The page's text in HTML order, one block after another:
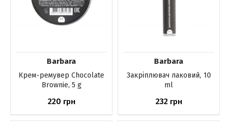
Barbara
Крем-ремувер Chocolate
Brownie, 5 g
220 грн
Barbara
Закріплювач лаковий, 10
ml
232грн